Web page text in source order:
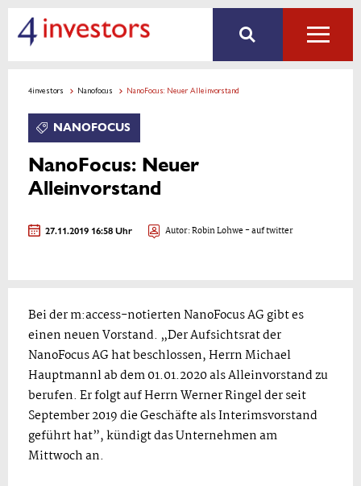
4investors Nanofocus NanoFocus: Neuer Alleinvorstand
NANOFOCUS
NanoFocus: Neuer
Alleinvorstand
27.11.2019 16:58 Uhr Autor:Robin Lohwe- auf twitter
Bei der m:access-notierten NanoFocus AG gibt es
einen neuen Vorstand. „Der Aufsichtsrat der
NanoFocus AG hat beschlossen, Herrn Michael
Hauptmannl ab dem 01.01.2020 als Alleinvorstand zu
berufen. Er folgt auf Herrn Werner Ringel der seit
September 2019 die Geschäfte als Interimsvorstand
geführt hat”, kündigt das Unternehmen am
Mittwoch an.